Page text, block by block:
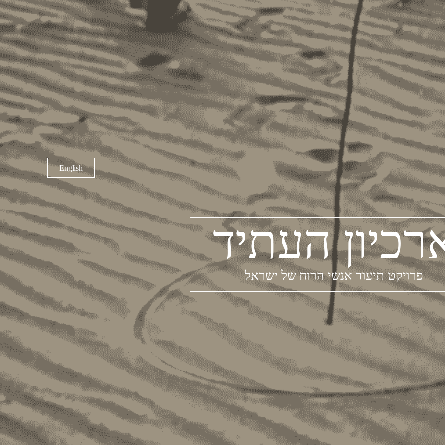
העתיד
פרויקט תיעוד אנשי הרוח של ישראל
English